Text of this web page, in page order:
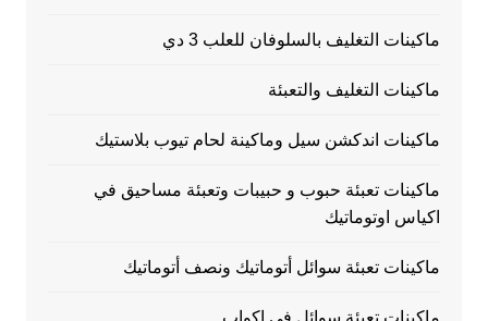
ماكينات التغليف بالسلوفان للعلب 3 دي
ماكينات التغليف والتعبئة
ماكينات اندكشن سيل وماكينة لحام تيوب بلاستيك
ماكينات تعبئة حبوب و حبيبات وتعبئة مساحيق في
اكياس اوتوماتيك
ماكينات تعبئة سوائل أتوماتيك ونصف أتوماتيك
ماكينات تعبئة سوائل في اكواب